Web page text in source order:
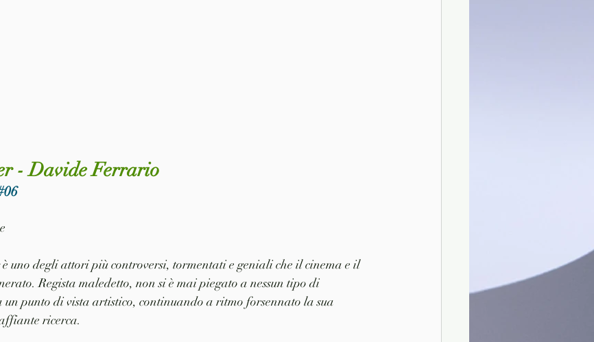
- Davide Ferrario
uno degli attori più controversi, tormentati e geniali che il cinema e il
Regista maledetto, non si è mai piegato a nessun tipo di
un punto di vista artistico, continuando a ritmo forsennato la sua
ricerca.